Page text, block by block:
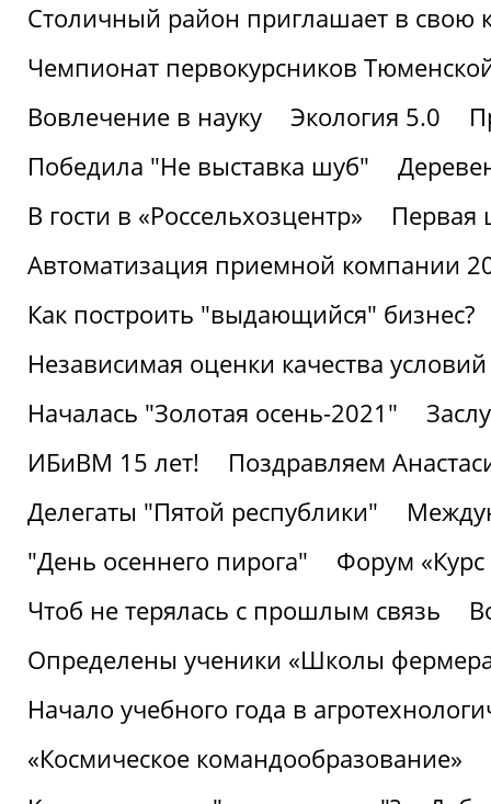
Столичный район приглашает в свою
Чемпионат первокурсников
Вовлечение в науку
Экология 5.0
Победила "Не выставка шуб"
В гости в «Россельхозцентр»
Первая
Автоматизация приемной компании
Как построить "выдающийся" бизнес?
Независимая оценки качества
Началась "Золотая осень-2021"
ИБиВМ 15 лет!
Поздравляем
Делегаты "Пятой республики"
"День осеннего пирога"
Форум «Курс
Чтоб не терялась с прошлым связь
Определены ученики «Школы
Начало учебного года в
«Космическое командообразование»